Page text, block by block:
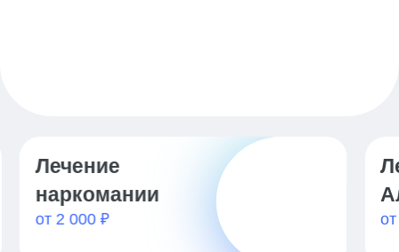
Лечение
Алкоголизма
от 2 000 ₽